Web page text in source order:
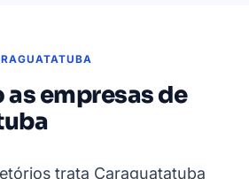
as empresas de
trata Caraguatatuba